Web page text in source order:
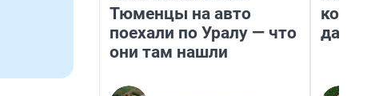
Тюменцы на авто
поехали по Уралу — что
они там нашли
даже